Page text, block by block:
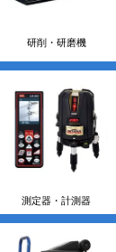
研削・研磨機
測定器・計測器